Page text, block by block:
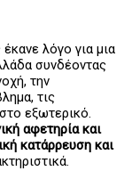
λόγο για μια
συνδέοντας
την
τις
εξωτερικό.
αφετηρία και
κατάρρευση και